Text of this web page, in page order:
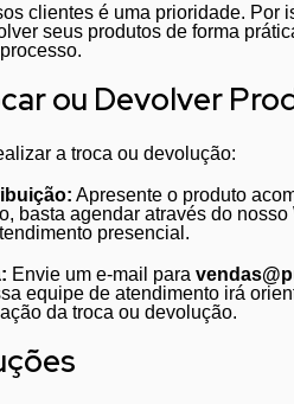
clientes é uma prioridade. Por
seus produtos de forma
ou Devolver
a troca ou devolução:
Apresente o produto
basta agendar através do
presencial.
Envie um e-mail para
equipe de atendimento irá
da troca ou devolução.